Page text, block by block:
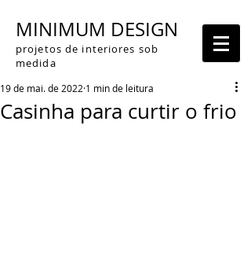
MINIMUM DESIGN
projetos de interiores sob
medida
Casinha para curtir o frio
19 de mai. de 2022 1 min de leitura